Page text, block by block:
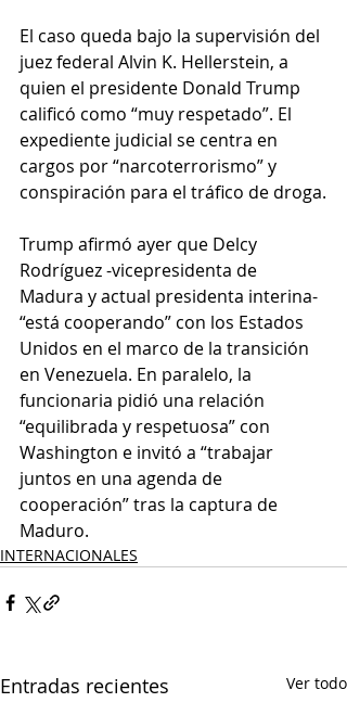
El caso queda bajo la supervisión del
juez federal Alvin K. Hellerstein, a
quien el presidente Donald Trump
calificó como “muy respetado”. El
expediente judicial se centra en
cargos por “narcoterrorismo” y
conspiración para el tráfico de droga.
Trump afirmó ayer que Delcy
Rodríguez -vicepresidenta de
Madura y actual presidenta interina-
“está cooperando” con los Estados
Unidos en el marco de la transición
en Venezuela. En paralelo, la
funcionaria pidió una relación
“equilibrada y respetuosa” con
Washington e invitó a “trabajar
juntos en una agenda de
cooperación” tras la captura de
Maduro.
INTERNACIONALES
Entradas recientes Ver todo